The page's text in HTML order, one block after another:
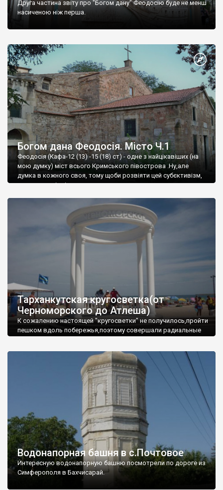
Друга частина звіту про "Богом дану" Феодосію буде не менш
насиченою ніж перша.
Богом дана Феодосія. Місто Ч.1
Феодосія (Кафа-12 (13) -15 (18) ст) - одне з найцікавіших (на
мою думку) міст всього Кримського півострова .Ну,але
думка в кожного своя, тому щоби розвіяти цей субєктивізм,
запрошую відвідати це
Тарханкутская кругосветка(от
Черноморского до Атлеша)
К сожалению настоящей "кругосветки" не получилось,пройти
пешком вдоль побережья,поэтому совершали радиальные
Водонапорная башня в с.Почтовое
Интересную водонапорную башню посмотрели по дороге из
Симферополя в Бахчисарай.